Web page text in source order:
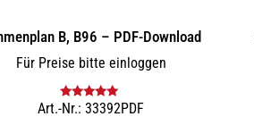
B, B96 – PDF-Download
Für Preise bitte einloggen
Bewertet mit
Art.-Nr.: 33392PDF